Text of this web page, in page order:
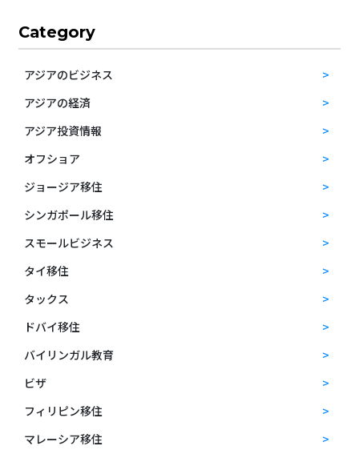
Category
アジアのビジネス
アジアの経済
アジア投資情報
オフショア
ジョージア移住
シンガポール移住
スモールビジネス
タイ移住
タックス
ドバイ移住
バイリンガル教育
ビザ
フィリピン移住
マレーシア移住